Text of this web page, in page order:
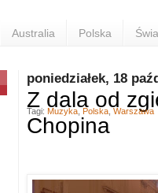
Australia Polska
poniedziałek, 18
Z dala od
Chopina
Tagi: Muzyka Polska Warszawa